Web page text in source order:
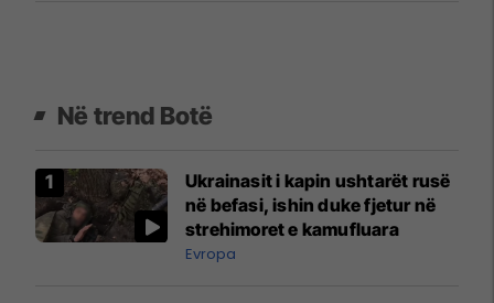
Në trend Botë
Ukrainasit i kapin ushtarët rusë
në befasi, ishin duke fjetur në
strehimoret e kamufluara
Evropa